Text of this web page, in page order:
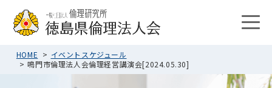
HOME
イベントスケジュール
鳴門市倫理法人会倫理経営講演会[2024.05.30]